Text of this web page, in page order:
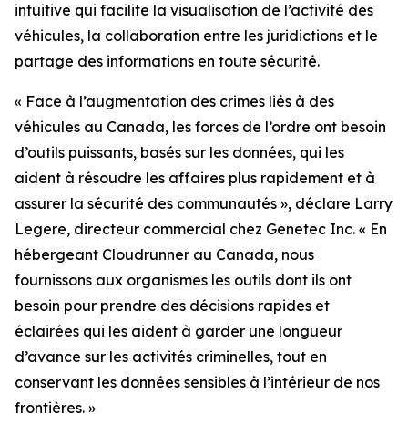
intuitive qui facilite la visualisation de l’activité des
véhicules, la collaboration entre les juridictions et le
partage des informations en toute sécurité.
« Face à l’augmentation des crimes liés à des
véhicules au Canada, les forces de l’ordre ont besoin
d’outils puissants, basés sur les données, qui les
aident à résoudre les affaires plus rapidement et à
assurer la sécurité des communautés », déclare Larry
Legere, directeur commercial chez Genetec Inc. « En
hébergeant Cloudrunner au Canada, nous
fournissons aux organismes les outils dont ils ont
besoin pour prendre des décisions rapides et
éclairées qui les aident à garder une longueur
d’avance sur les activités criminelles, tout en
conservant les données sensibles à l’intérieur de nos
frontières. »